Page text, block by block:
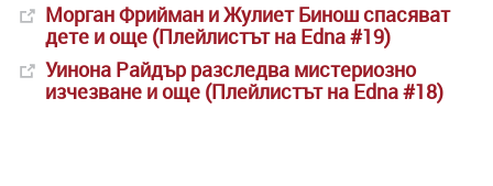
Морган Фрийман и Жулиет Бинош спасяват
дете и още (Плейлистът на Edna #19)
Уинона Райдър разследва мистериозно
изчезване и още (Плейлистът на Edna #18)